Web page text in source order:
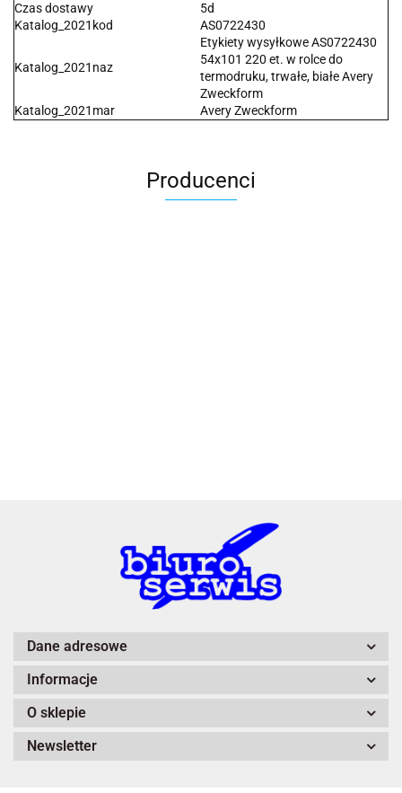
Czas dostawy
5d
Katalog_2021kod
AS0722430
Katalog_2021naz
Etykiety wysyłkowe AS0722430
54x101 220 et. w rolce do
termodruku, trwałe, białe Avery
Zweckform
Katalog_2021mar
Avery Zweckform
Producenci
A4 Tech
Dane adresowe
Informacje
O sklepie
Newsletter